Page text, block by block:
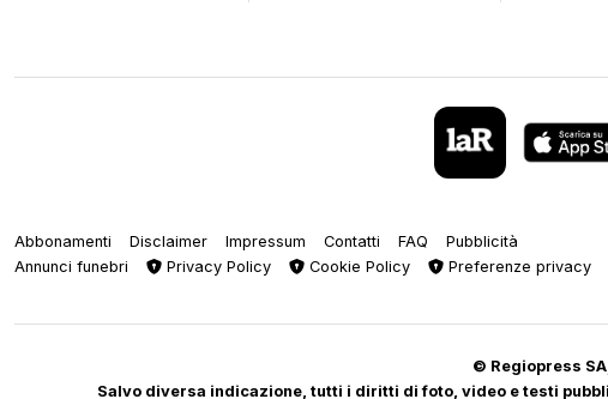
Abbonamenti Disclaimer Impressum Contatti FAQ
Pubblicità
Annunci funebri
Privacy Policy Cookie Policy Preferenze privacy
© Regiopress
Salvo diversa indicazione, tutti i diritti di foto, video e testi